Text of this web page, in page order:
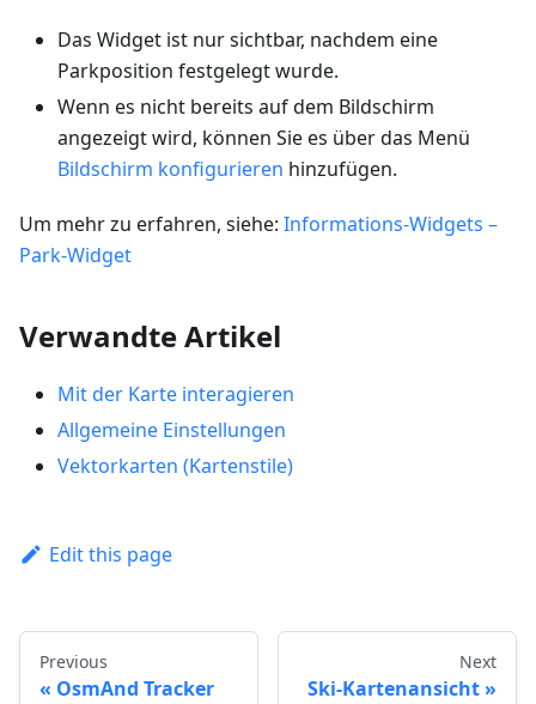
Das Widget ist nur sichtbar, nachdem eine
Parkposition festgelegt wurde.
Wenn es nicht bereits auf dem Bildschirm
angezeigt wird, können Sie es über das Menü
Bildschirm konfigurieren hinzufügen.
Um mehr zu erfahren, siehe: Informations-Widgets –
Park-Widget
Verwandte Artikel
Mit der Karte interagieren
Allgemeine Einstellungen
Vektorkarten (Kartenstile)
Edit this page
Previous
OsmAnd Tracker
Next
Ski-Kartenansicht